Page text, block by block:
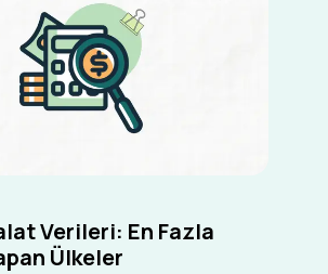
Verileri: En Fazla
Ülkeler